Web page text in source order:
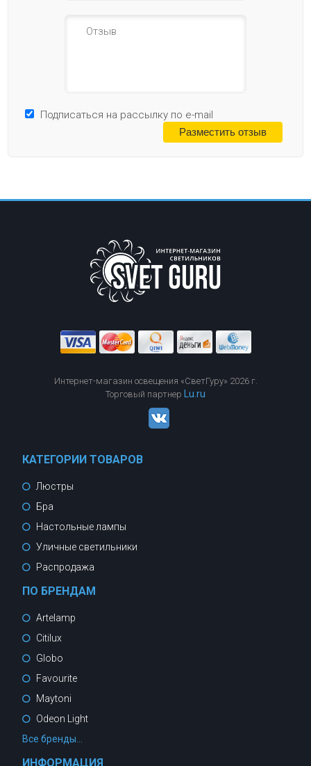
Подписаться на рассылку по e-mail
Интернет-магазин освещения «СветГуру» 2026 г.
Торговый партнер Lu.ru
КАТЕГОРИИ ТОВАРОВ
Люстры
Бра
Настольные лампы
Уличные светильники
Распродажа
ПО БРЕНДАМ
Artelamp
Citilux
Globo
Favourite
Maytoni
Odeon Light
Все бренды...
ИНФОРМАЦИЯ